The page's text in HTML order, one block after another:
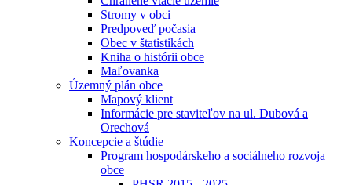
Stromy v obci
Predpoveď počasia
Obec v štatistikách
Kniha o histórii obce
Maľovanka
Územný plán obce
Mapový klient
Informácie pre staviteľov na ul. Dubová a
Orechová
Koncepcie a štúdie
Program hospodárskeho a sociálneho rozvoja
obce